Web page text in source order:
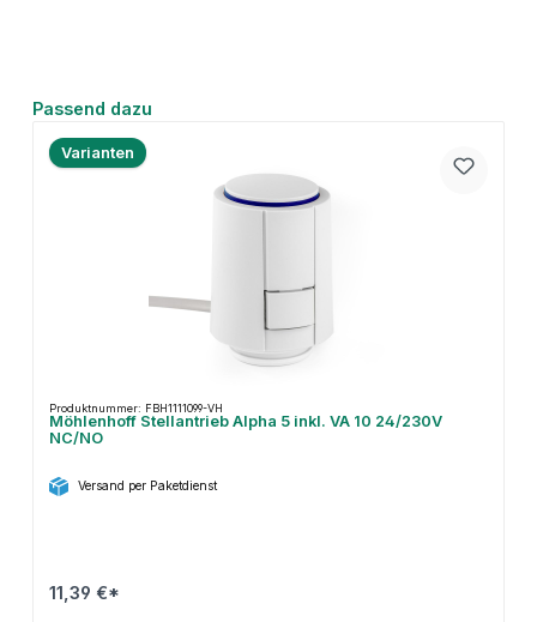
Produktgalerie überspringen
Passend dazu
Varianten
Produktnummer: FBH1111099-VH
Möhlenhoff Stellantrieb Alpha 5 inkl. VA 10 24/230V
NC/NO
Versand per Paketdienst
11,39 €*